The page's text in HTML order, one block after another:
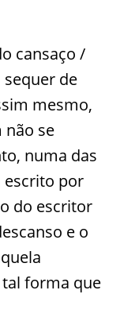
cansaço /
de
mesmo,
não se
numa das
escrito por
do escritor
e o
tal forma que